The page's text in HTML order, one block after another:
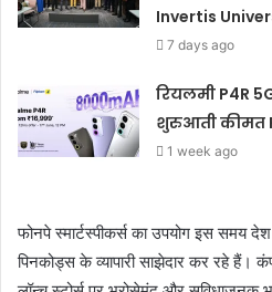
Invertis
7 days ago
रियलमी P4R
शुरुआती कीमत
1 week ago
फोनपे स्मार्टस्पीकर्स का उपयोग इस समय
पिनकोड्स के व्यापारी साझेदार कर रहे हैं।